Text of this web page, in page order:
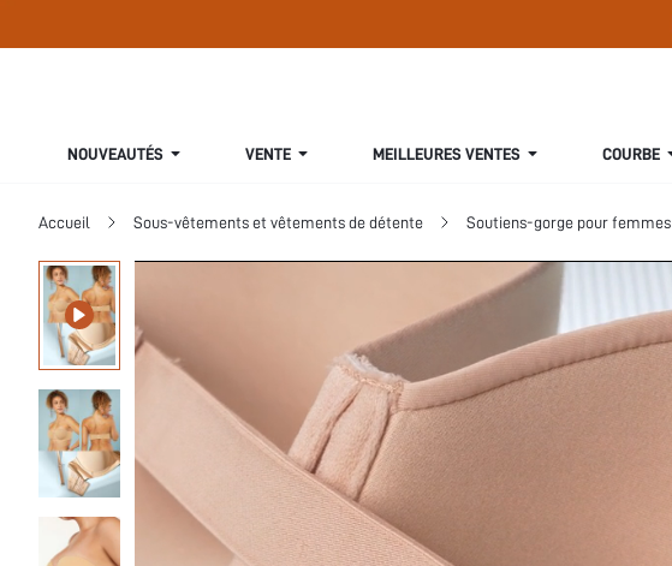
NOUVEAUTÉS VENTE MEILLEURES VENTES COURBE
Accueil Sous-vêtements et vêtements de détente Soutiens-gorge pour femmes